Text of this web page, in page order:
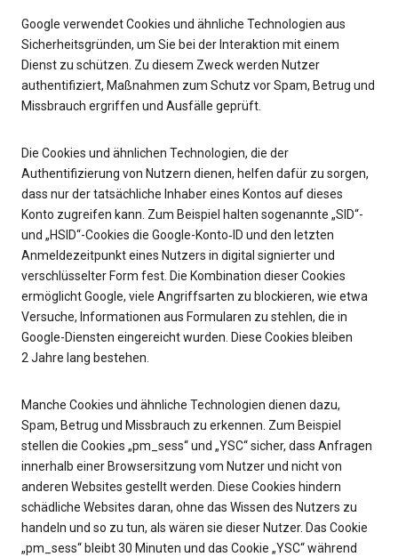
Google verwendet Cookies und ähnliche Technologien aus
Sicherheitsgründen, um Sie bei der Interaktion mit einem
Dienst zu schützen. Zu diesem Zweck werden Nutzer
authentifiziert, Maßnahmen zum Schutz vor Spam, Betrug und
Missbrauch ergriffen und Ausfälle geprüft.
Die Cookies und ähnlichen Technologien, die der
Authentifizierung von Nutzern dienen, helfen dafür zu sorgen,
dass nur der tatsächliche Inhaber eines Kontos auf dieses
Konto zugreifen kann. Zum Beispiel halten sogenannte „SID“-
und „HSID“-Cookies die Google-Konto‑ID und den letzten
Anmeldezeitpunkt eines Nutzers in digital signierter und
verschlüsselter Form fest. Die Kombination dieser Cookies
ermöglicht Google, viele Angriffsarten zu blockieren, wie etwa
Versuche, Informationen aus Formularen zu stehlen, die in
Google-Diensten eingereicht wurden. Diese Cookies bleiben
2 Jahre lang bestehen.
Manche Cookies und ähnliche Technologien dienen dazu,
Spam, Betrug und Missbrauch zu erkennen. Zum Beispiel
stellen die Cookies „pm_sess“ und „YSC“ sicher, dass Anfragen
innerhalb einer Browsersitzung vom Nutzer und nicht von
anderen Websites gestellt werden. Diese Cookies hindern
schädliche Websites daran, ohne das Wissen des Nutzers zu
handeln und so zu tun, als wären sie dieser Nutzer. Das Cookie
„pm_sess“ bleibt 30 Minuten und das Cookie „YSC“ während